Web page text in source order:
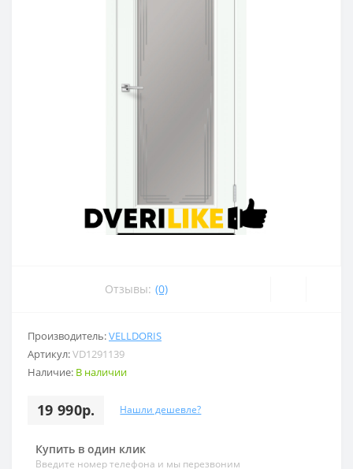
Отзывы: (0)
Производитель:VELLDORIS
Артикул:VD1291139
Наличие: В наличии
19 990р. Нашли дешевле?
Купить в один клик
Введите номер телефона и мы перезвоним